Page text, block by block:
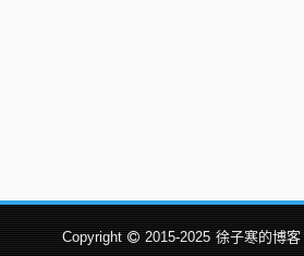
Copyright 2015-2025 徐子寒的博客